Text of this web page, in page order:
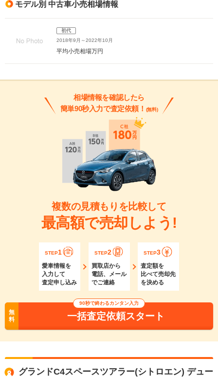
モデル別 中古車小売相場情報
初代
2018年9月～2022年10月
平均小売相場万円
相場情報を確認したら
簡単90秒入力で査定依頼！ (無料)
複数の見積もりを比較して
最高額で売却しよう!
STEP1
愛車情報を
入力して
査定申し込み
STEP2
買取店から
電話、メール
でご連絡
STEP3
査定額を
比べて売却先
を決める
無
料
90秒で終わるカンタン入力
一括査定依頼スタート
グランドC4スペースツアラー(シトロエン) デュー